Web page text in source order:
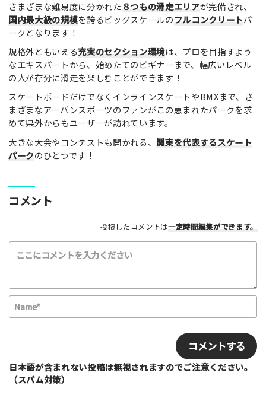
レビュー本文（※必須）
利用したもの
スケートボード
インラインスケート
BMX
スクーター
最高！
上級者向け
初心者向け
写真など
さまざまな難易度に分かれた ８つもの滑走エリアが完備され、
国内最大級の規模を誇るビッグスケールのフルコンクリートパ
ークとなります！
規格外ともいえる充実のセクション環境は、プロを目指すよう
なエキスパートから、始めたてのビギナーまで、幅広いレベル
の人が存分に滑走を楽しむことができます！
スケートボードだけでなくインラインスケートやBMXまで、さ
まざまなアーバンスポーツのファンがこの恵まれたパークを求
めて県外からもユーザーが訪れています。
大きな大会やコンテストも開かれる、 関東を代表するスケート
パークのひとつです！
コメント
投稿したコメントは一定時間編集ができます。
N
*
i日本語が含まれない投稿は無視されますのでご注意ください。
（スパム対策）